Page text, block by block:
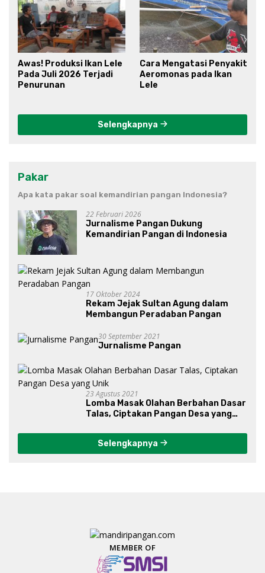
Awas! Produksi Ikan Lele
Pada Juli 2026 Terjadi
Penurunan
Cara Mengatasi Penyakit
Aeromonas pada Ikan
Lele
Selengkapnya
Pakar
Apa kata pakar soal kemandirian pangan Indonesia?
22 Februari 2026
Jurnalisme Pangan Dukung
Kemandirian Pangan di Indonesia
17 Oktober 2024
Rekam Jejak Sultan Agung dalam
Membangun Peradaban Pangan
30 September 2021
Jurnalisme Pangan
23 Agustus 2021
Lomba Masak Olahan Berbahan Dasar
Talas, Ciptakan Pangan Desa yang
Selengkapnya
MEMBER OF